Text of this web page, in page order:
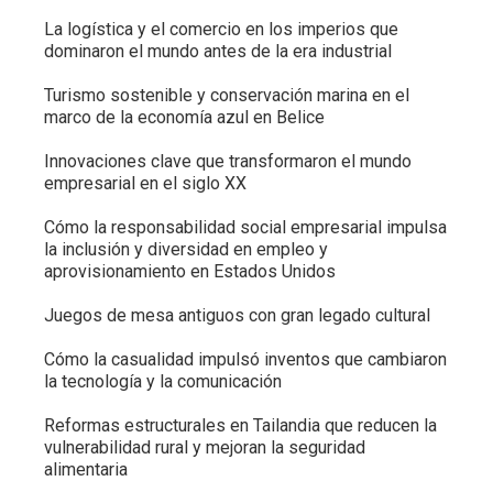
La logística y el comercio en los imperios que
dominaron el mundo antes de la era industrial
Turismo sostenible y conservación marina en el
marco de la economía azul en Belice
Innovaciones clave que transformaron el mundo
empresarial en el siglo XX
Cómo la responsabilidad social empresarial impulsa
la inclusión y diversidad en empleo y
aprovisionamiento en Estados Unidos
Juegos de mesa antiguos con gran legado cultural
Cómo la casualidad impulsó inventos que cambiaron
la tecnología y la comunicación
Reformas estructurales en Tailandia que reducen la
vulnerabilidad rural y mejoran la seguridad
alimentaria